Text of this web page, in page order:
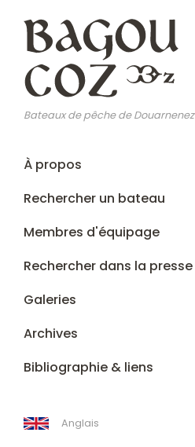
contenu
principal
Bateaux de pêche de Douarnenez
Main
navigation
À propos
Rechercher un bateau
Membres d'équipage
Rechercher dans la presse
Galeries
Archives
Bibliographie & liens
Anglais